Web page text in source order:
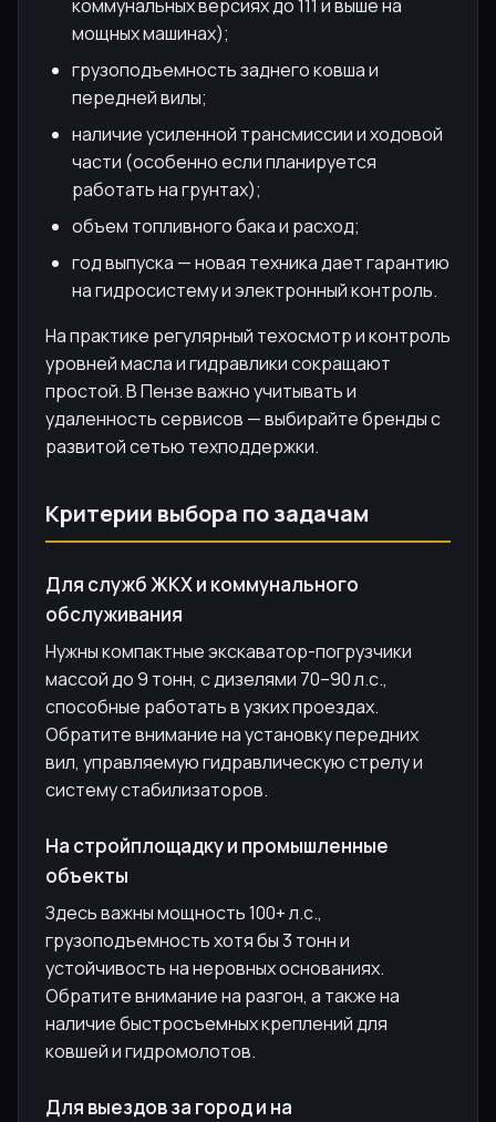
коммунальных версиях до 111 и выше на
мощных машинах);
грузоподъемность заднего ковша и
передней вилы;
наличие усиленной трансмиссии и ходовой
части (особенно если планируется
работать на грунтах);
объем топливного бака и расход;
год выпуска — новая техника дает гарантию
на гидросистему и электронный контроль.
На практике регулярный техосмотр и контроль
уровней масла и гидравлики сокращают
простой. В Пензе важно учитывать и
удаленность сервисов — выбирайте бренды с
развитой сетью техподдержки.
Критерии выбора по задачам
Для служб ЖКХ и коммунального
обслуживания
Нужны компактные экскаватор-погрузчики
массой до 9 тонн, с дизелями 70–90 л.с.,
способные работать в узких проездах.
Обратите внимание на установку передних
вил, управляемую гидравлическую стрелу и
систему стабилизаторов.
На стройплощадку и промышленные
объекты
Здесь важны мощность 100+ л.с.,
грузоподъемность хотя бы 3 тонн и
устойчивость на неровных основаниях.
Обратите внимание на разгон, а также на
наличие быстросъемных креплений для
ковшей и гидромолотов.
Для выездов за город и на